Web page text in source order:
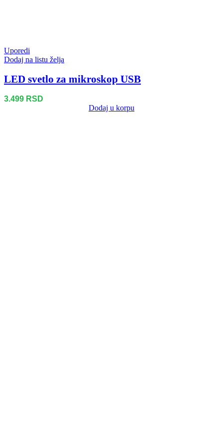
Uporedi
Dodaj na listu želja
LED svetlo za mikroskop USB
3.499 RSD
Dodaj u korpu